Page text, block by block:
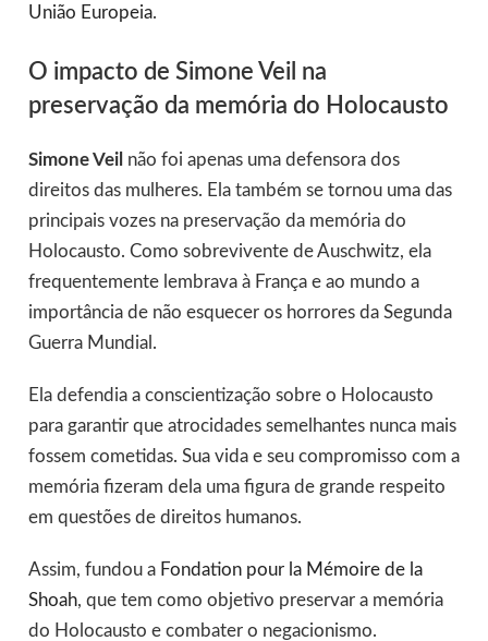
União Europeia.
O impacto de Simone Veil na
preservação da memória do Holocausto
Simone Veil não foi apenas uma defensora dos
direitos das mulheres. Ela também se tornou uma das
principais vozes na preservação da memória do
Holocausto. Como sobrevivente de Auschwitz, ela
frequentemente lembrava à França e ao mundo a
importância de não esquecer os horrores da Segunda
Guerra Mundial.
Ela defendia a conscientização sobre o Holocausto
para garantir que atrocidades semelhantes nunca mais
fossem cometidas. Sua vida e seu compromisso com a
memória fizeram dela uma figura de grande respeito
em questões de direitos humanos.
Assim, fundou a Fondation pour la Mémoire de la
Shoah, que tem como objetivo preservar a memória
do Holocausto e combater o negacionismo.